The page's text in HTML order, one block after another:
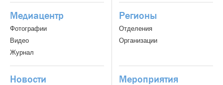
Медиацентр
Фотографии
Видео
Журнал
Регионы
Отделения
Организации
Новости Мероприятия